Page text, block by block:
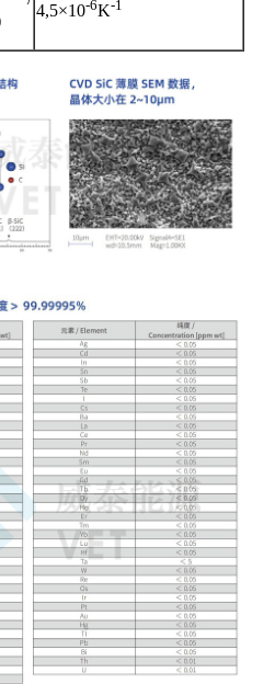
4,5×10-6K-1